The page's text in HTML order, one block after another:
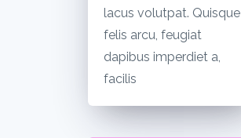
lacus volutpat. Quisque
felis arcu, feugiat
dapibus imperdiet a,
facilis